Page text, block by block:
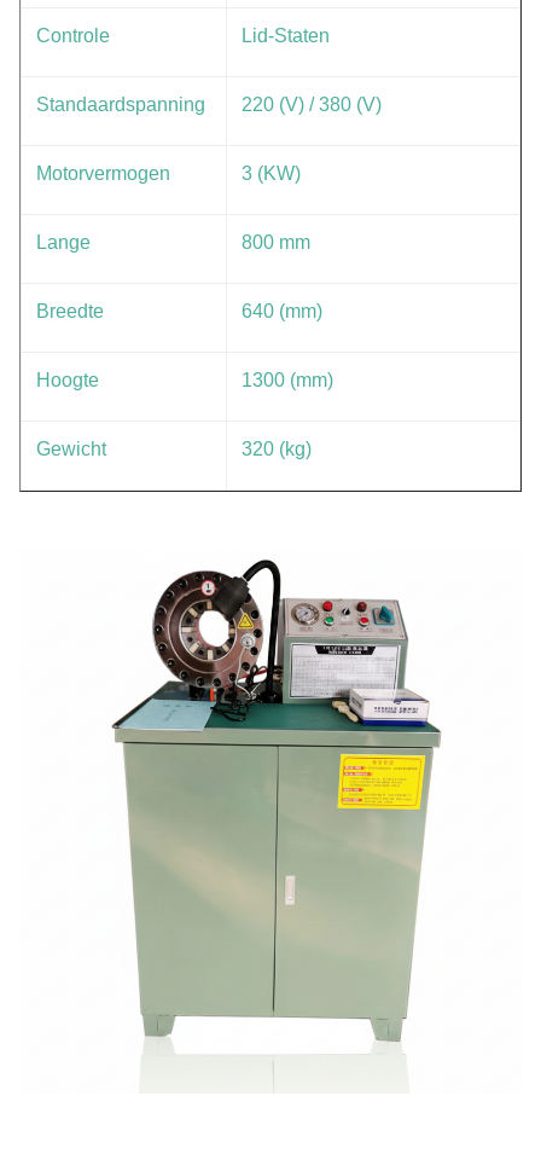
Controle Lid-Staten
Standaardspanning 220 (V) / 380 (V)
Motorvermogen 3 (KW)
Lange 800 mm
Breedte 640 (mm)
Hoogte 1300 (mm)
Gewicht 320 (kg)